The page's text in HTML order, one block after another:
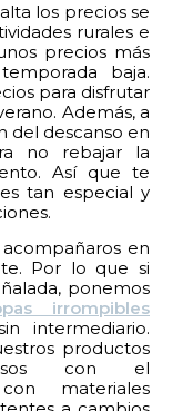
los precios se
rurales e
precios más
baja.
para disfrutar
Además, a
del descanso en
no rebajar la
Así que te
tan especial y
en
Por lo que si
ponemos
irrompibles
intermediario.
productos
con el
materiales